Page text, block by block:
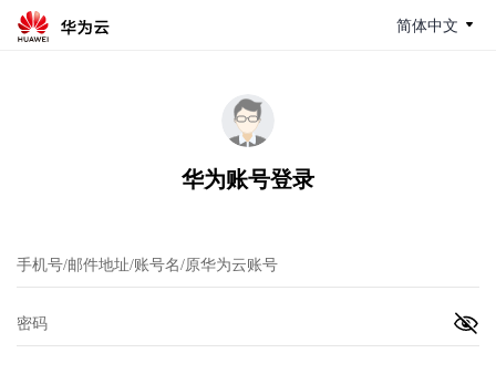
简体中文
华为账号登录